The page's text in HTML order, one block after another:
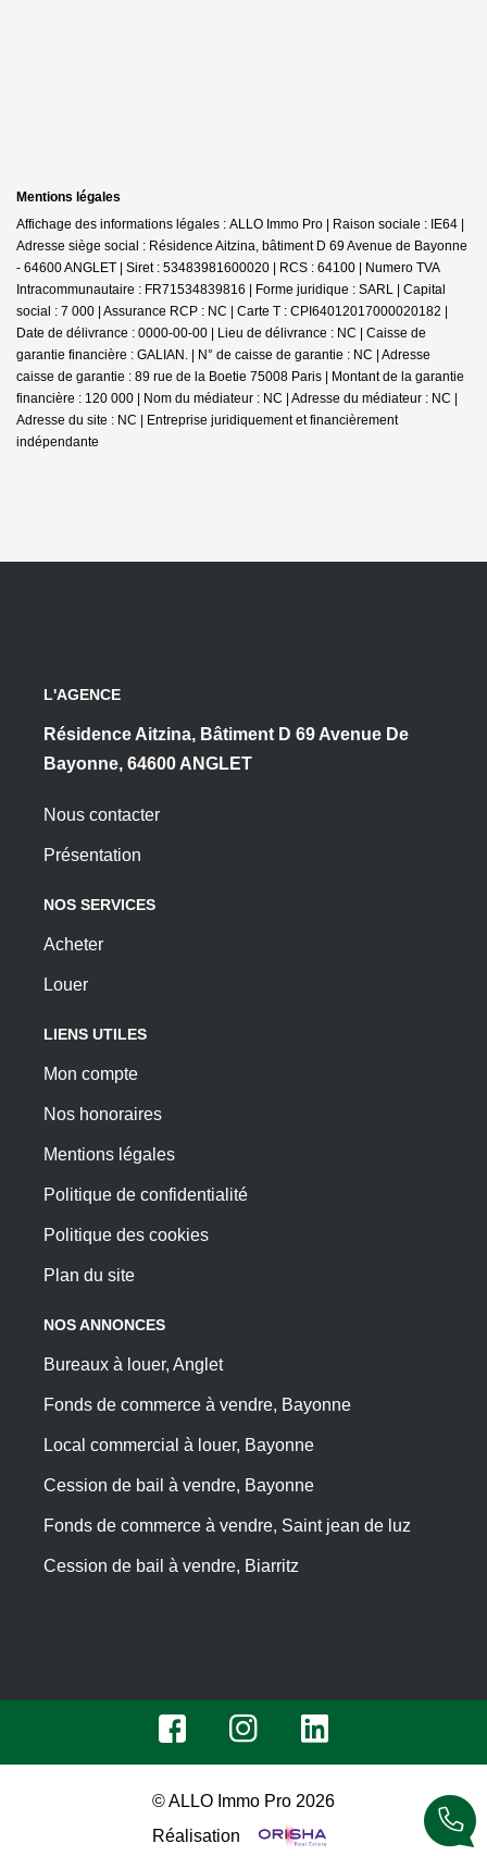
Mentions légales
Affichage des informations légales : ALLO Immo Pro | Raison sociale : IE64 |
Adresse siège social : Résidence Aitzina, bâtiment D 69 Avenue de Bayonne
- 64600 ANGLET | Siret : 53483981600020 | RCS : 64100 | Numero TVA
Intracommunautaire : FR71534839816 | Forme juridique : SARL | Capital
social : 7 000 | Assurance RCP : NC | Carte T : CPI64012017000020182 |
Date de délivrance : 0000-00-00 | Lieu de délivrance : NC | Caisse de
garantie financière : GALIAN. | N° de caisse de garantie : NC | Adresse
caisse de garantie : 89 rue de la Boetie 75008 Paris | Montant de la garantie
financière : 120 000 | Nom du médiateur : NC | Adresse du médiateur : NC |
Adresse du site : NC |
Entreprise juridiquement et financièrement
indépendante
L'AGENCE
Résidence Aitzina, Bâtiment D 69 Avenue De
Bayonne, 64600 ANGLET
Nous contacter
Présentation
NOS SERVICES
Acheter
Louer
LIENS UTILES
Mon compte
Nos honoraires
Mentions légales
Politique de confidentialité
Politique des cookies
Plan du site
NOS ANNONCES
Bureaux à louer, Anglet
Fonds de commerce à vendre, Bayonne
Local commercial à louer, Bayonne
Cession de bail à vendre, Bayonne
Fonds de commerce à vendre, Saint jean de luz
Cession de bail à vendre, Biarritz
© ALLO Immo Pro 2026
Réalisation